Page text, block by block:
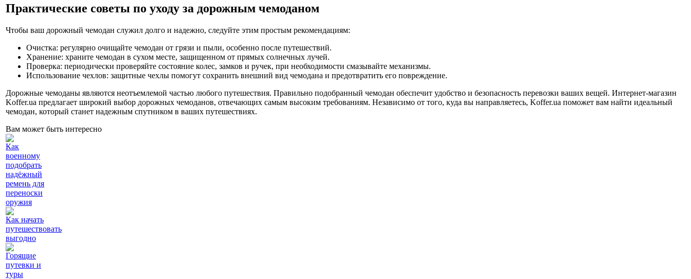
Практические советы по уходу за дорожным чемоданом
Чтобы ваш дорожный чемодан служил долго и надежно, следуйте этим простым рекомендациям:
Очистка: регулярно очищайте чемодан от грязи и пыли, особенно после путешествий.
Хранение: храните чемодан в сухом месте, защищенном от прямых солнечных лучей.
Проверка: периодически проверяйте состояние колес, замков и ручек, при необходимости смазывайте механизмы.
Использование чехлов: защитные чехлы помогут сохранить внешний вид чемодана и предотвратить его повреждение.
Дорожные чемоданы являются неотъемлемой частью любого путешествия. Правильно подобранный чемодан обеспечит удобство и безопасность перевозки ваших вещей. Интернет-магазин
Koffer.ua предлагает широкий выбор дорожных чемоданов, отвечающих самым высоким требованиям. Независимо от того, куда вы направляетесь, Koffer.ua поможет вам найти идеальный
чемодан, который станет надежным спутником в ваших путешествиях.
Вам может быть интересно
Как
военному
подобрать
надёжный
ремень для
переноски
оружия
Как начать
путешествовать
выгодно
Горящие
путевки и
туры